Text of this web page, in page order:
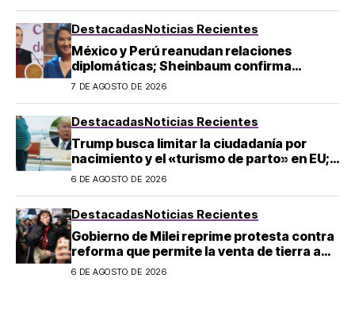
DestacadasNoticias Recientes
México y Perú reanudan relaciones
diplomáticas; Sheinbaum confirma
llegada de Betssy Chávez al país
7 DE AGOSTO DE 2026
DestacadasNoticias Recientes
Trump busca limitar la ciudadanía por
nacimiento y el «turismo de parto» en EU;
¿a quién afecta?
6 DE AGOSTO DE 2026
DestacadasNoticias Recientes
Gobierno de Milei reprime protesta contra
reforma que permite la venta de tierra a
extranjeros en Argentina
6 DE AGOSTO DE 2026